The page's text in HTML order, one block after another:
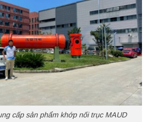
cấp sản phẩm khớp nối trục MAUD